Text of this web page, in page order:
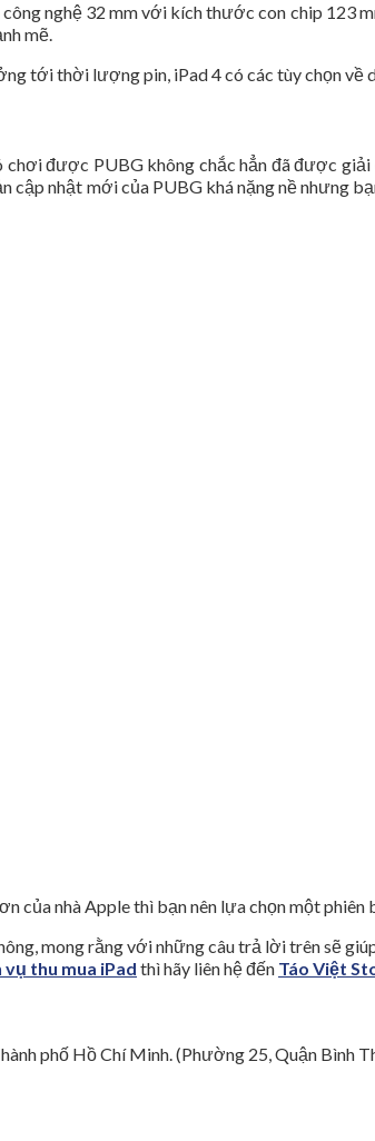
nghệ 32 mm với kích thước con chip 123
mẽ.
tới thời lượng pin, iPad 4 có các tùy chọn
được PUBG không chắc hẳn đã được
nhật mới của PUBG khá nặng nề nhưng
của nhà Apple thì bạn nên lựa chọn một phiên
mong rằng với những câu trả lời trên sẽ
vụ thu mua iPad thì hãy liên hệ đến Táo Việt
phố Hồ Chí Minh. (Phường 25, Quận Bình